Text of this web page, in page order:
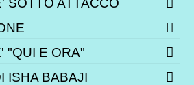
SOTTO ATTACCO
"QUI E ORA"
ISHA BABAJI